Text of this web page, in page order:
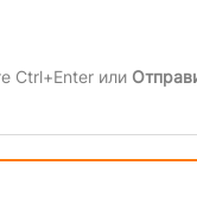
Ctrl+Enter или